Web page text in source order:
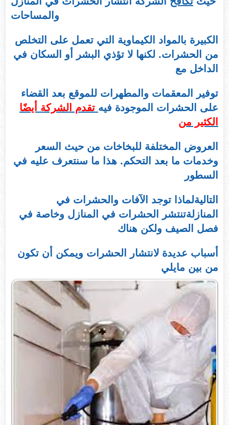
والمساحات
الكبيرة بالمواد الكيماوية التي تعمل على التخلص
من الحشرات. لكنها لا تؤذي البشر أو السكان في
الداخل مع
توفير المعقمات والمطهرات للموقع بعد القضاء
على الحشرات الموجودة فيه تقدم الشركة أيضًا
الكثير من
العروض المختلفة للبخاخات من حيث السعر
وخدمات ما بعد التحكم. هذا ما سنتعرف عليه في
السطور
التاليةلماذا توجد الآفات والحشرات في
المنازلةتنتشر الحشرات في المنازل وخاصة في
فصل الصيف ولكن هناك
أسباب عديدة لانتشار الحشرات ويمكن أن تكون
من بين مايلي